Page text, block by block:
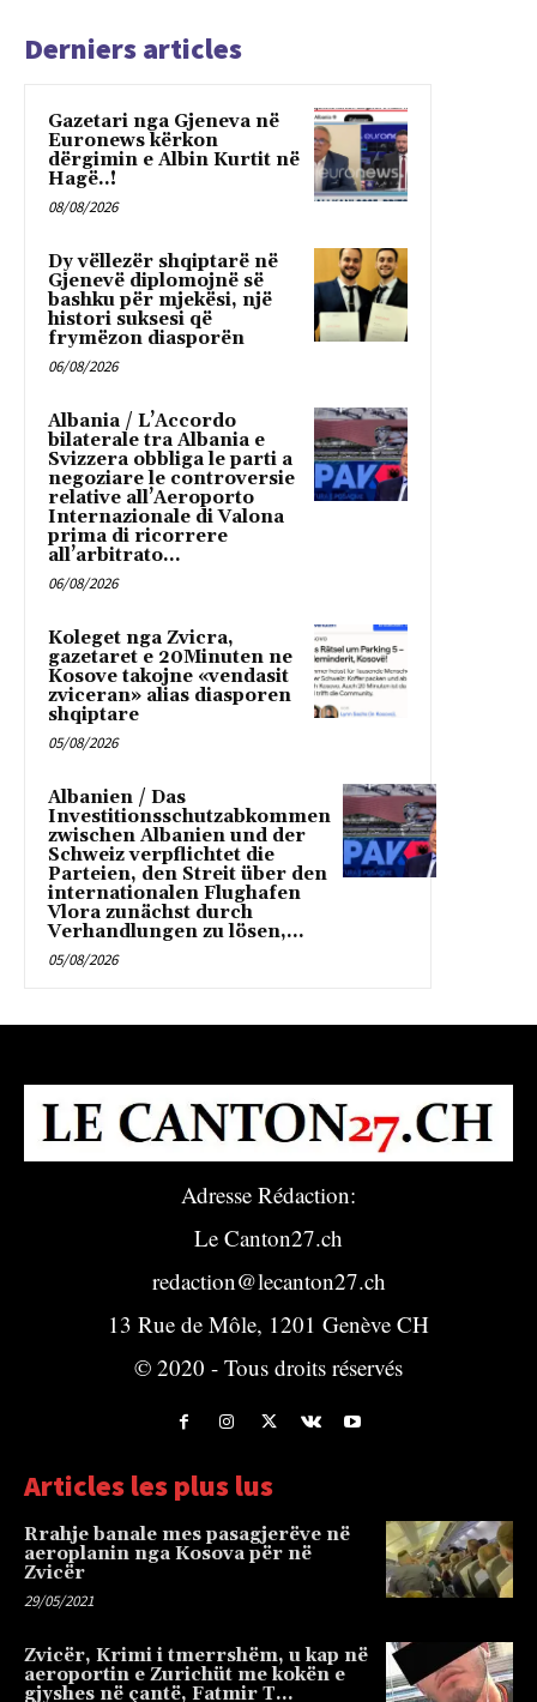
Derniers articles
Gazetari nga Gjeneva në
Euronews kërkon
dërgimin e Albin Kurtit në
Hagë..!
08/08/2026
Dy vëllezër shqiptarë në
Gjenevë diplomojnë së
bashku për mjekësi, një
histori suksesi që
frymëzon diasporën
06/08/2026
Albania / L’Accordo
bilaterale tra Albania e
Svizzera obbliga le parti a
negoziare le controversie
relative all’Aeroporto
Internazionale di Valona
prima di ricorrere
all’arbitrato...
06/08/2026
Koleget nga Zvicra,
gazetaret e 20Minuten ne
Kosove takojne «vendasit
zviceran» alias diasporen
shqiptare
05/08/2026
Albanien / Das
Investitionsschutzabkommen
zwischen Albanien und der
Schweiz verpflichtet die
Parteien, den Streit über den
internationalen Flughafen
Vlora zunächst durch
Verhandlungen zu lösen,...
05/08/2026
Adresse Rédaction:
Le Canton27.ch
redaction@lecanton27.ch
13 Rue de Môle, 1201 Genève CH
© 2020 - Tous droits réservés
Articles les plus lus
Rrahje banale mes pasagjerëve në
aeroplanin nga Kosova për në
Zvicër
29/05/2021
Zvicër, Krimi i tmerrshëm, u kap në
aeroportin e Zurichüt me kokën e
gjyshes në çantë, Fatmir T…